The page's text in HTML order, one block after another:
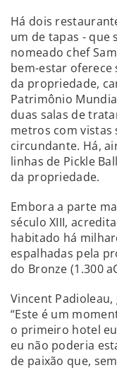
Há dois
um de tapas - que
nomeado chef
bem-estar oferece
da propriedade,
Patrimônio
duas salas de
metros com vistas
circundante. Há,
linhas de Pickle
da propriedade.
Embora a parte
século XIII,
habitado há
espalhadas pela
do Bronze (1.300
Vincent
“Este é um
o primeiro hotel
eu não poderia
de paixão que,